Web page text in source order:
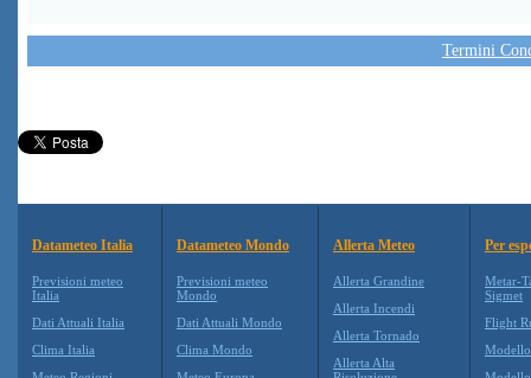
Termini
Datameteo Italia
Previsioni meteo
Italia
Dati Attuali Italia
Clima Italia
Datameteo Mondo
Previsioni meteo
Mondo
Dati Attuali Mondo
Clima Mondo
Allerta Meteo
Allerta Grandine
Allerta Incendi
Allerta Tornado
Allerta Alta
Per
Metar-
Sigmet
Flight